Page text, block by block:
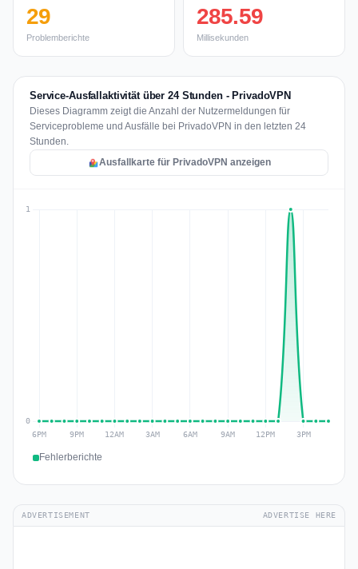
29
Problemberichte
285.59
Millisekunden
Service-Ausfallaktivität über 24 Stunden - PrivadoVPN
Dieses Diagramm zeigt die Anzahl der Nutzermeldungen für
Serviceprobleme und Ausfälle bei PrivadoVPN in den letzten 24
Stunden.
Ausfallkarte für PrivadoVPN anzeigen
Fehlerberichte
ADVERTISEMENT ADVERTISE HERE